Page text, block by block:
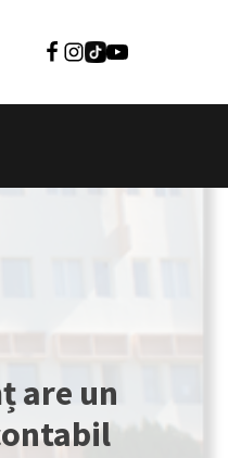
are un